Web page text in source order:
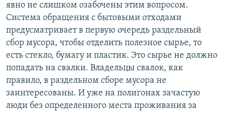
явно не слишком озабочены этим вопросом.
Система обращения с бытовыми отходами
предусматривает в первую очередь раздельный
сбор мусора, чтобы отделить полезное сырье, то
есть стекло, бумагу и пластик. Это сырье не должно
попадать на свалки. Владельцы свалок, как
правило, в раздельном сборе мусора не
заинтересованы. И уже на полигонах зачастую
люди без определенного места проживания за